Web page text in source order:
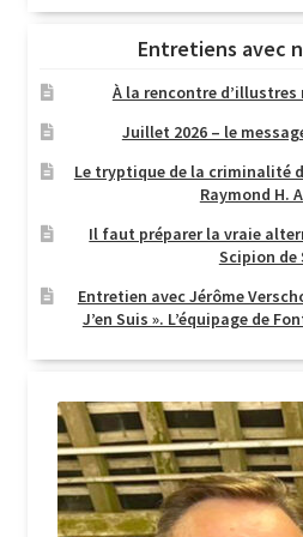
Entretiens avec
À la rencontre
Juillet 2026 – le
Le tryptique de la criminalité
Raymond H.
Il faut préparer la vraie
Scipion de
Entretien avec Jérôme
J’en Suis ». L’équipage de